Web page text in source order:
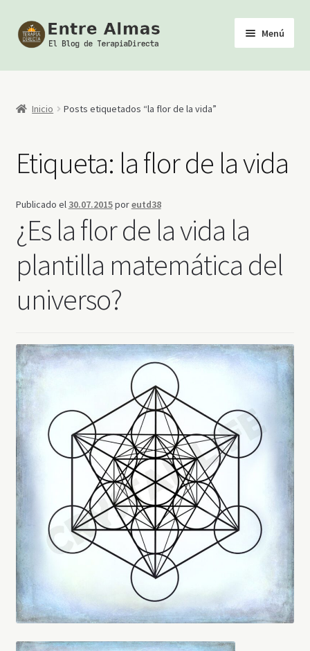
Ir
a
Ir
al
Menú
Inicio
TerapiaDirecta
Biblioteca Esotérica
Youtube
Inicio Posts etiquetados “la flor de la vida”
Etiqueta: la flor de la vida
Publicado el 30.07.2015poreutd38
¿Es la flor de la vida la
plantilla matemática del
universo?